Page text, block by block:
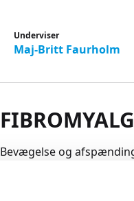
Underviser
Maj-Britt Faurholm
Bevægelse og